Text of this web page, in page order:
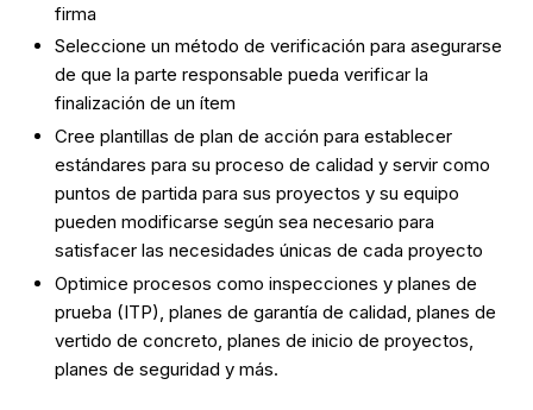
firma
Seleccione un método de verificación para asegurarse
de que la parte responsable pueda verificar la
finalización de un ítem
Cree plantillas de plan de acción para establecer
estándares para su proceso de calidad y servir como
puntos de partida para sus proyectos y su equipo
pueden modificarse según sea necesario para
satisfacer las necesidades únicas de cada proyecto
Optimice procesos como inspecciones y planes de
prueba (ITP), planes de garantía de calidad, planes de
vertido de concreto, planes de inicio de proyectos,
planes de seguridad y más.